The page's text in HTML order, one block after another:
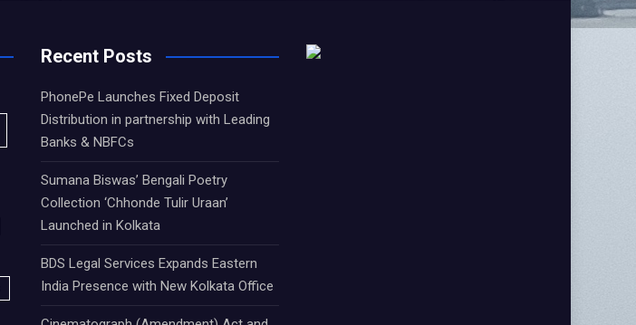
Recent Posts
PhonePe Launches Fixed Deposit
Distribution in partnership with Leading
Banks & NBFCs
Sumana Biswas’ Bengali Poetry
Collection ‘Chhonde Tulir Uraan’
Launched in Kolkata
BDS Legal Services Expands Eastern
India Presence with New Kolkata Office